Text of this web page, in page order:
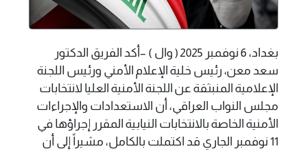
بغداد، 6 نوفمبر 2025 ( وال ) –أكد الفريق الدكتور
سعد معن، رئيس خلية الإعلام الأمني ورئيس اللجنة
الإعلامية المنبثقة عن اللجنة الأمنية العليا لانتخابات
مجلس النواب العراقي، أن الاستعدادات والإجراءات
الأمنية الخاصة بالانتخابات النيابية المقرر إجراؤها في
11 نوفمبر الجاري قد اكتملت بالكامل، مشيراً إلى أن